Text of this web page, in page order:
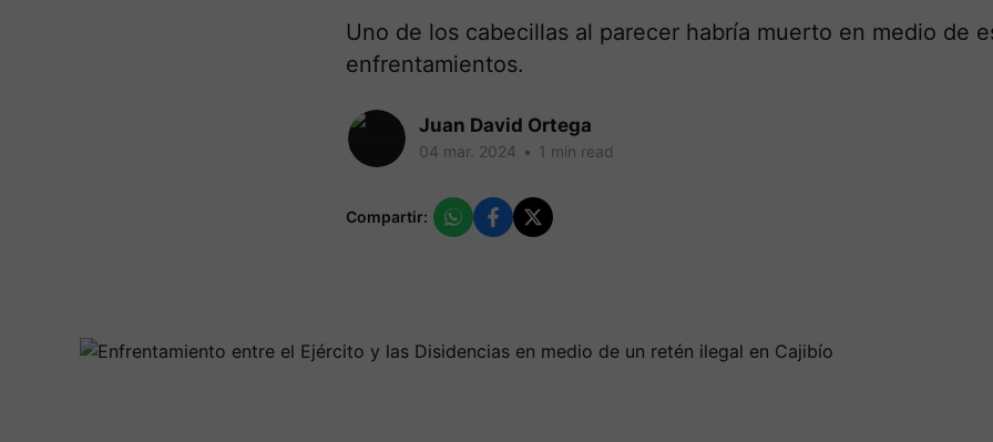
Uno de los cabecillas al parecer habría muerto en medio de
enfrentamientos.
Juan David Ortega
04 mar. 2024 • 1 min read
Compartir: